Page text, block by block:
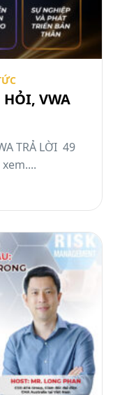
VWA
TRẢ LỜI 49